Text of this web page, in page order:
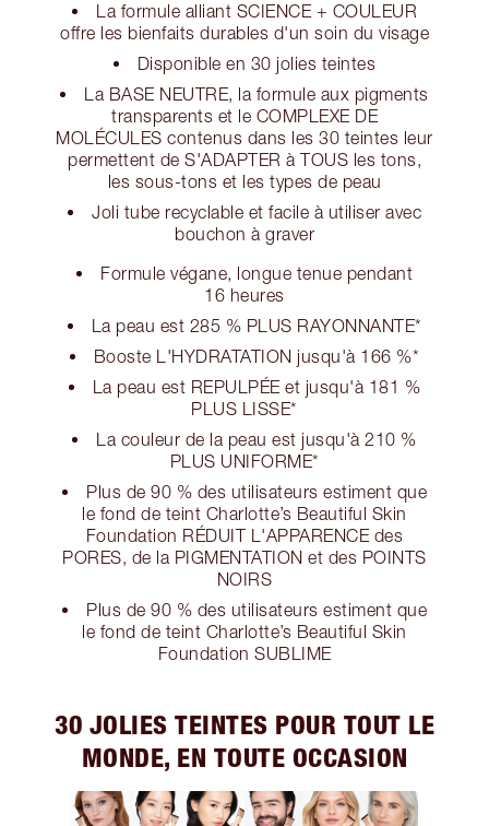
La formule alliant SCIENCE + COULEUR
offre les bienfaits durables d'un soin du visage
Disponible en 30 jolies teintes
La BASE NEUTRE, la formule aux pigments
transparents et le COMPLEXE DE
MOLÉCULES contenus dans les 30 teintes leur
permettent de S'ADAPTER à TOUS les tons,
les sous-tons et les types de peau
Joli tube recyclable et facile à utiliser avec
bouchon à graver
Formule végane, longue tenue pendant
16 heures
La peau est 285 % PLUS RAYONNANTE*
Booste L'HYDRATATION jusqu'à 166 %*
La peau est REPULPÉE et jusqu'à 181 %
PLUS LISSE*
La couleur de la peau est jusqu'à 210 %
PLUS UNIFORME*
Plus de 90 % des utilisateurs estiment que
le fond de teint Charlotte’s Beautiful Skin
Foundation RÉDUIT L'APPARENCE des
PORES, de la PIGMENTATION et des POINTS
NOIRS
Plus de 90 % des utilisateurs estiment que
le fond de teint Charlotte’s Beautiful Skin
Foundation SUBLIME
30 JOLIES TEINTES POUR TOUT LE
MONDE, EN TOUTE OCCASION